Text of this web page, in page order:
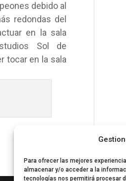
Para ofrecer las mejores
almacenar y/o acceder a la
tecnologías nos permitirá procesar
debido al
redondas del
en la sala
Sol de
tocar en la sala